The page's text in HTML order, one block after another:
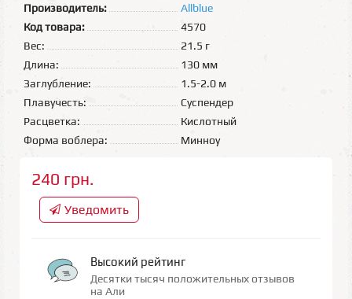
Производитель:
Allblue
Код товара:
4570
Вес:
21.5 г
Длина:
130 мм
Заглубление:
1.5-2.0 м
Плавучесть:
Суспендер
Расцветка:
Кислотный
Форма воблера:
Минноу
240 грн.
Уведомить
Высокий рейтинг
Десятки тысяч положительных отзывов
на Али